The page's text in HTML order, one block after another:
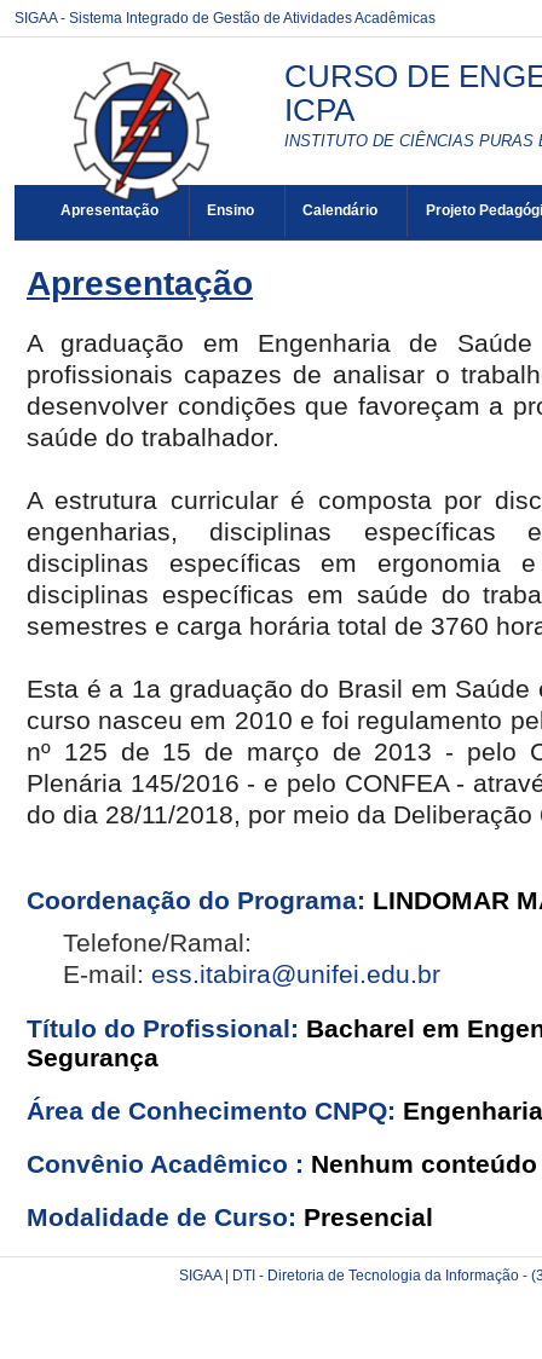
SIGAA - Sistema Integrado de Gestão de Atividades Acadêmicas
CURSO DE
ICPA
INSTITUTO DE CIÊNCIAS PURAS
Apresentação Ensino Calendário Projeto
Apresentação
A graduação em Engenharia de
profissionais capazes de analisar o
desenvolver condições que favoreçam a
saúde do trabalhador.
A estrutura curricular é composta por
engenharias, disciplinas específicas
disciplinas específicas em ergonomia
disciplinas específicas em saúde do
semestres e carga horária total de 3760
Esta é a 1a graduação do Brasil em
curso nasceu em 2010 e foi regulamento
nº 125 de 15 de março de 2013 - pelo
Plenária 145/2016 - e pelo CONFEA -
do dia 28/11/2018, por meio da Deliberação
Coordenação do Programa: LINDOMAR
Telefone/Ramal:
E-mail: ess.itabira@unifei.edu.br
Título do Profissional: Bacharel em
Segurança
Área de Conhecimento CNPQ:
Convênio Acadêmico : Nenhum
Modalidade de Curso: Presencial
SIGAA | DTI - Diretoria de Tecnologia da Informação